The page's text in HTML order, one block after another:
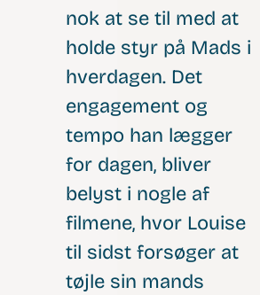
nok at se til med at
holde styr på Mads i
hverdagen. Det
engagement og
tempo han lægger
for dagen, bliver
belyst i nogle af
filmene, hvor Louise
til sidst forsøger at
tøjle sin mands